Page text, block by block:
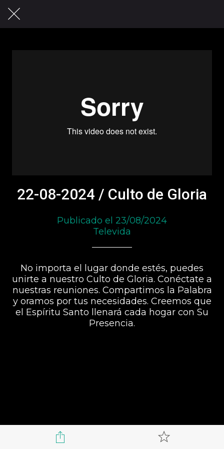
22-08-2024 / Culto de Gloria
Publicado el 23/08/2024
Televida
No importa el lugar donde estés, puedes
unirte a nuestro Culto de Gloria. Conéctate a
nuestras reuniones. Compartimos la Palabra
y oramos por tus necesidades. Creemos que
el Espíritu Santo llenará cada hogar con Su
Presencia.